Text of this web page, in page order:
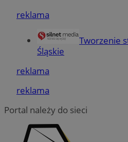
reklama
Tworzenie
Śląskie
reklama
reklama
Portal należy do sieci